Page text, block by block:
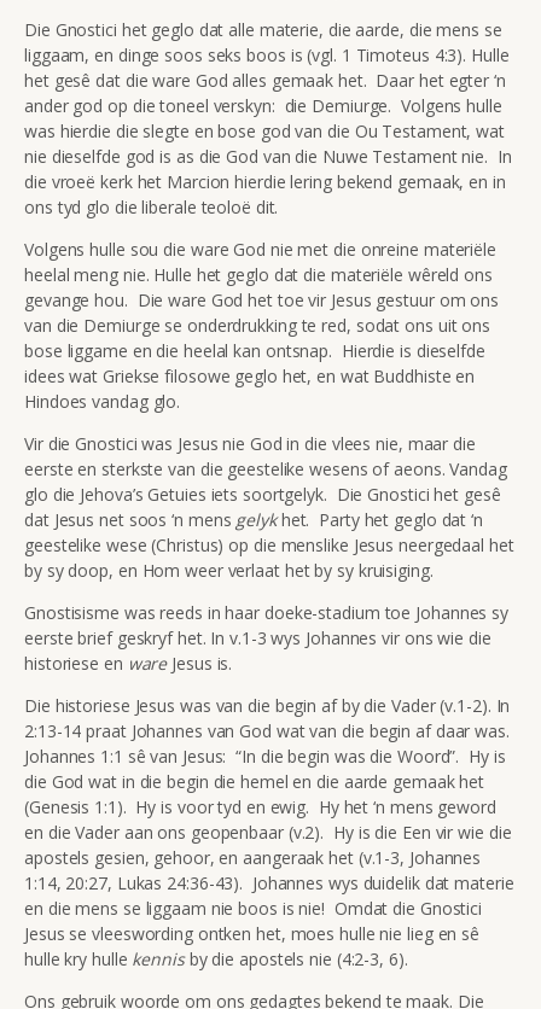
Die Gnostici het geglo dat alle materie, die aarde, die mens se
liggaam, en dinge soos seks boos is (vgl. 1 Timoteus 4:3). Hulle
het gesê dat die ware God alles gemaak het. Daar het egter ‘n
ander god op die toneel verskyn: die Demiurge. Volgens hulle
was hierdie die slegte en bose god van die Ou Testament, wat
nie dieselfde god is as die God van die Nuwe Testament nie. In
die vroeë kerk het Marcion hierdie lering bekend gemaak, en in
ons tyd glo die liberale teoloë dit.
Volgens hulle sou die ware God nie met die onreine materiële
heelal meng nie. Hulle het geglo dat die materiële wêreld ons
gevange hou. Die ware God het toe vir Jesus gestuur om ons
van die Demiurge se onderdrukking te red, sodat ons uit ons
bose liggame en die heelal kan ontsnap. Hierdie is dieselfde
idees wat Griekse filosowe geglo het, en wat Buddhiste en
Hindoes vandag glo.
Vir die Gnostici was Jesus nie God in die vlees nie, maar die
eerste en sterkste van die geestelike wesens of aeons. Vandag
glo die Jehova’s Getuies iets soortgelyk. Die Gnostici het gesê
dat Jesus net soos ‘n mens gelykhet. Party het geglo dat ‘n
geestelike wese (Christus) op die menslike Jesus neergedaal het
by sy doop, en Hom weer verlaat het by sy kruisiging.
Gnostisisme was reeds in haar doeke-stadium toe Johannes sy
eerste brief geskryf het. In v.1-3 wys Johannes vir ons wie die
historiese en wareJesus is.
Die historiese Jesus was van die begin af by die Vader (v.1-2). In
2:13-14 praat Johannes van God wat van die begin af daar was.
Johannes 1:1 sê van Jesus: “In die begin was die Woord”. Hy is
die God wat in die begin die hemel en die aarde gemaak het
(Genesis 1:1). Hy is voor tyd en ewig. Hy het ‘n mens geword
en die Vader aan ons geopenbaar (v.2). Hy is die Een vir wie die
apostels gesien, gehoor, en aangeraak het (v.1-3, Johannes
1:14, 20:27, Lukas 24:36-43). Johannes wys duidelik dat materie
en die mens se liggaam nie boos is nie! Omdat die Gnostici
Jesus se vleeswording ontken het, moes hulle nie lieg en sê
hulle kry hulle kennisby die apostels nie (4:2-3, 6).
Ons gebruik woorde om ons gedagtes bekend te maak. Die